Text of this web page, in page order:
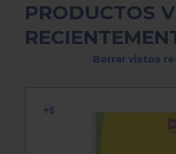
PRODUCTOS
Borrar vistos